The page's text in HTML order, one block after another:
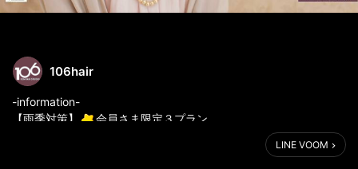
106hair
-information-
【雨季対策】
会員さま限定３プラン
LINE VOOM